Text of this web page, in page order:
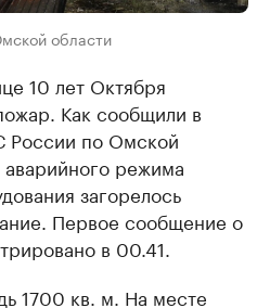
области
10 лет Октября
Как сообщили в
России по Омской
аварийного режима
загорелось
Первое сообщение о
в 00.41.
1700 кв. м. На месте